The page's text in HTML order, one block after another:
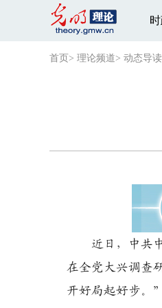
首页 > 理论频道> 动态导读
近日，中共中
在全党大兴调查
开好局起好步。